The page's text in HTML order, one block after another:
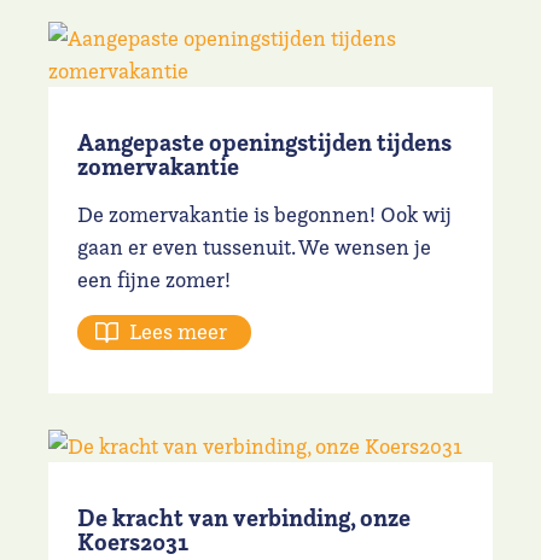
Aangepaste openingstijden tijdens
zomervakantie
De zomervakantie is begonnen! Ook wij
gaan er even tussenuit. We wensen je
een fijne zomer!
Lees meer
De kracht van verbinding, onze
Koers2031